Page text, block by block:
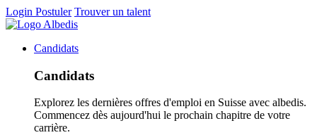
Login Postuler Trouver un talent
Candidats
Candidats
Explorez les dernières offres d'emploi en Suisse avec albedis.
Commencez dès aujourd'hui le prochain chapitre de votre
carrière.